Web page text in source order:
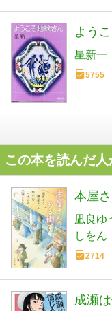
よう
星新一
5755
この本を読んだ
本屋
凪良ゆ
しをん
2714
成瀬